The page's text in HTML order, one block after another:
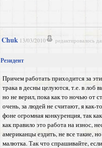
Chuk 13/03/2010 редактировалось
Резидент
Причем работать приходится за
трака в десны целуются, т.е. в лоб
но не верил, пока как то ночью от
очень, за людей не считают, я как-
фоне огромная конкуренция, так
как правило это работа на износ,
американцы ездить, не все такие,
малютка. Так что спрашивайте,